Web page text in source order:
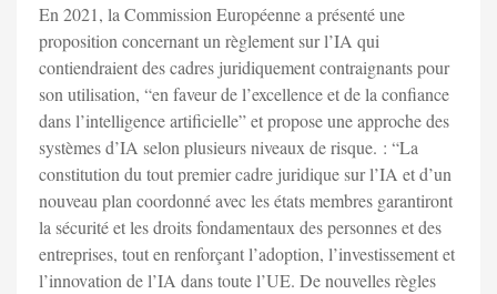
En 2021, la Commission Européenne a présenté une
proposition concernant un règlement sur l’IA qui
contiendraient des cadres juridiquement contraignants pour
son utilisation, “en faveur de l’excellence et de la confiance
dans l’intelligence artificielle” et propose une approche des
systèmes d’IA selon plusieurs niveaux de risque. : “La
constitution du tout premier cadre juridique sur l’IA et d’un
nouveau plan coordonné avec les états membres garantiront
la sécurité et les droits fondamentaux des personnes et des
entreprises, tout en renforçant l’adoption, l’investissement et
l’innovation de l’IA dans toute l’UE. De nouvelles règles